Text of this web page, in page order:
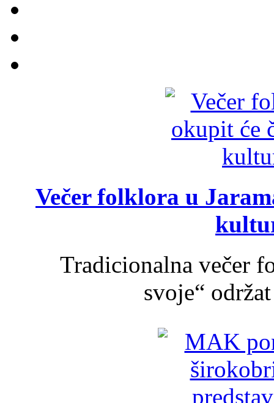
Večer folklora u
Tradicionalna večer
svoje“